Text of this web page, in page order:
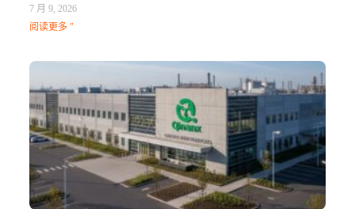
7 月 9, 2026
阅读更多 "